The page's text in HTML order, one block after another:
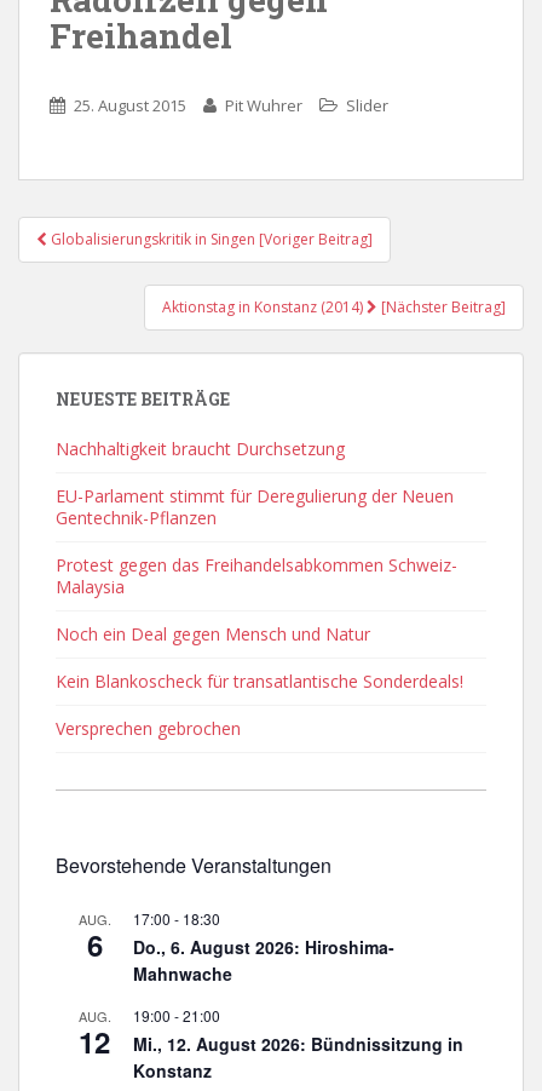
Freihandel
25. August 2015 Pit Wuhrer Slider
Post
Navigation
Globalisierungskritik in Singen [Voriger Beitrag]
Aktionstag in Konstanz (2014) [Nächster Beitrag]
NEUESTE BEITRÄGE
Nachhaltigkeit braucht Durchsetzung
EU-Parlament stimmt für Deregulierung der Neuen
Gentechnik-Pflanzen
Protest gegen das Freihandelsabkommen Schweiz-
Malaysia
Noch ein Deal gegen Mensch und Natur
Kein Blankoscheck für transatlantische Sonderdeals!
Versprechen gebrochen
Bevorstehende Veranstaltungen
AUG.
6
17:00 - 18:30
Do., 6. August 2026: Hiroshima-
Mahnwache
AUG.
12
19:00 -21:00
Mi., 12. August 2026: Bündnissitzung in
Konstanz